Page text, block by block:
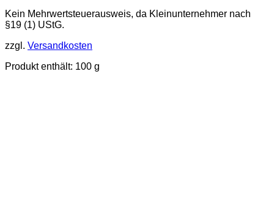
Kein Mehrwertsteuerausweis, da Kleinunternehmer nach
§19 (1) UStG.
zzgl. Versandkosten
Produkt enthält: 100 g